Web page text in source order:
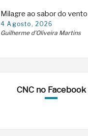
Milagre ao sabor do vento
4 Agosto, 2026
Guilherme d'Oliveira Martins
CNC no Facebook